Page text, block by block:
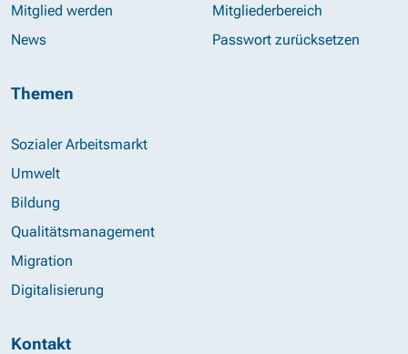
Mitglied werden
News
Mitgliederbereich
Passwort zurücksetzen
Themen
Sozialer Arbeitsmarkt
Umwelt
Bildung
Qualitätsmanagement
Migration
Digitalisierung
Kontakt